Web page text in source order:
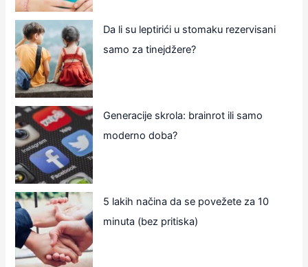
Da li su leptirići u stomaku rezervisani
samo za tinejdžere?
Generacije skrola: brainrot ili samo
moderno doba?
5 lakih načina da se povežete za 10
minuta (bez pritiska)